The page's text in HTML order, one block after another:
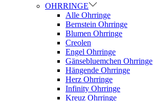
OHRRINGE
Alle Ohrringe
Bernstein Ohrringe
Blumen Ohrringe
Creolen
Engel Ohrringe
Gänsebluemchen Ohrringe
Hängende Ohrringe
Herz Ohrringe
Infinity Ohrringe
Kreuz Ohrringe